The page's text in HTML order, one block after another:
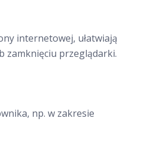
internetowej, ułatwiają
zamknięciu przeglądarki.
np. w zakresie